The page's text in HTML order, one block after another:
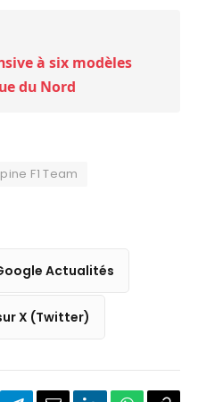
à six modèles
du Nord
F1 Team
Actualités
X (Twitter)